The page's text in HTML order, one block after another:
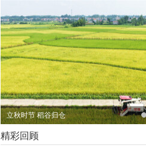
立秋时节 稻谷归仓
精彩回顾